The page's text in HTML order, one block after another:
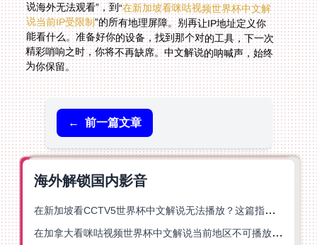
说海外无法观看”，到“在新加坡看咪咕视频世界杯中文解
说当前IP受限制”的所有地理屏障。别再让IP地址定义你
能看什么。准备好你的设备，找到那个对的工具，下一次
精彩哨响之时，你将不再缺席。中文解说的呐喊声，始终
为你保留。
← 前一篇文章
海外解锁国内影音
在新加坡看CCTV5世界杯中文解说无法播放？这篇指南帮你解锁海外体育直播自由
在加拿大看咪咕视频世界杯中文解说当前地区不可播放？这篇指南帮你一键解决